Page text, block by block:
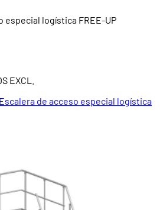
especial logística FREE-UP
EXCL.
de acceso especial logística